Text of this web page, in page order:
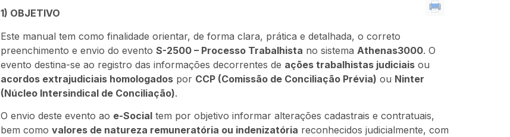
1) OBJETIVO
Este manual tem como finalidade orientar, de forma clara, prática e detalhada, o correto
preenchimento e envio do evento S-2500 – Processo Trabalhista no sistema Athenas3000. O
evento destina-se ao registro das informações decorrentes de ações trabalhistas judiciaisou
acordos extrajudiciais homologadospor CCP (Comissão de Conciliação Prévia) ou Ninter
(Núcleo Intersindical de Conciliação).
O envio deste evento ao e-Socialtem por objetivo informar alterações cadastrais e contratuais,
bem como valores de natureza remuneratória ou indenizatória reconhecidos judicialmente, com